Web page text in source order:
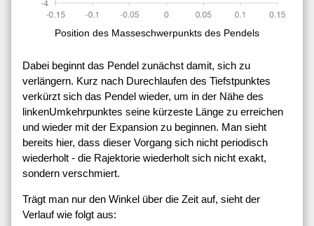
Position des Masseschwerpunkts des Pendels
Dabei beginnt das Pendel zunächst damit, sich zu
verlängern. Kurz nach Durechlaufen des Tiefstpunktes
verkürzt sich das Pendel wieder, um in der Nähe des
linkenUmkehrpunktes seine kürzeste Länge zu erreichen
und wieder mit der Expansion zu beginnen. Man sieht
bereits hier, dass dieser Vorgang sich nicht periodisch
wiederholt - die Rajektorie wiederholt sich nicht exakt,
sondern verschmiert.
Trägt man nur den Winkel über die Zeit auf, sieht der
Verlauf wie folgt aus: